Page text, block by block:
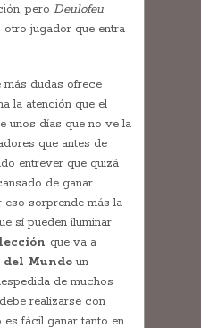
pero Deulofeu
otro jugador que entra
más dudas ofrece
la atención que el
unos días que no ve la
que antes de
entrever que quizá
de ganar
eso sorprende más la
sí pueden iluminar
que va a
del Mundoun
de muchos
realizarse con
es fácil ganar tanto en